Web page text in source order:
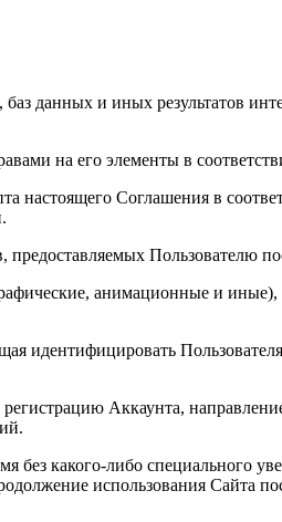
данных и иных результатов
на его элементы в
настоящего Соглашения в
Пользователю
анимационные и
идентифицировать
Аккаунта,
без какого-либо специального
использования Сайта